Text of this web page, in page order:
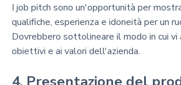
I job pitch sono un'opportunità per
qualifiche, esperienza e idoneità per un
Dovrebbero sottolineare il modo in cui
obiettivi e ai valori dell'azienda.
4. Presentazione del